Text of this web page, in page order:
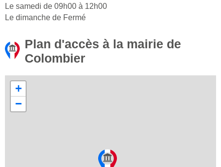
Le samedi de 09h00 à 12h00
Le dimanche de Fermé
Plan d'accès à la mairie de
Colombier
+
−